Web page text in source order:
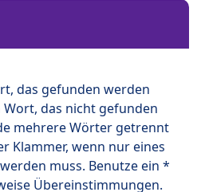
das gefunden werden
Wort, das nicht gefunden
mehrere Wörter getrennt
Klammer, wenn nur eines
muss. Benutze ein *
Übereinstimmungen.